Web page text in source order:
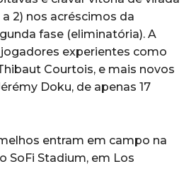
2) nos acréscimos da
fase (eliminatória). A
experientes como
Courtois, e mais novos
Doku, de apenas 17
entram em campo na
SoFi Stadium, em Los